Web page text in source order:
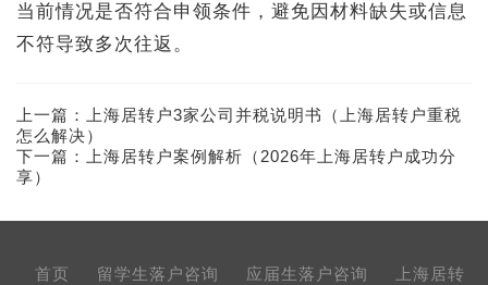
当前情况是否符合申领条件，避免因材料缺失或信息
不符导致多次往返。
上一篇：
上海居转户3家公司并税说明书（上海居转户重税
怎么解决）
下一篇：
上海居转户案例解析（2026年上海居转户成功分
享）
首页 留学生落户咨询 应届生落户咨询
上海居转